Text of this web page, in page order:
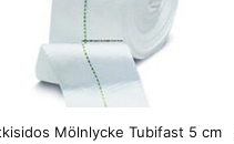
Mölnlycke Tubifast 5 cm